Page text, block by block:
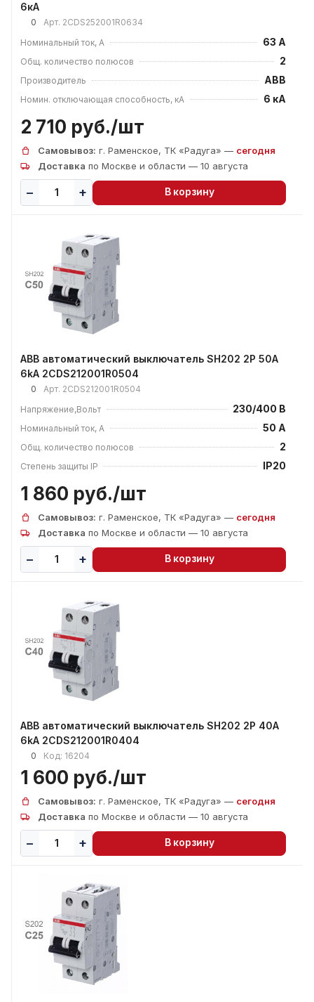
6кА
0 Арт. 2CDS252001R0634
Номинальный ток, А
63 А
Общ. количество полюсов 2
Производитель ABB
Номин. отключающая способность, кА 6 кА
2 710 руб./шт
Самовывоз: г. Раменское, ТК «Радуга» — сегодня
Доставка по Москве и области — 10 августа
В корзину
ABB автоматический выключатель SH202 2P 50А
6kA 2CDS212001R0504
0 Арт. 2CDS212001R0504
Напряжение,Вольт
230/400 В
Номинальный ток, А 50 А
Общ. количество полюсов 2
Степень защиты IP IP20
1 860 руб./шт
Самовывоз: г. Раменское, ТК «Радуга» — сегодня
Доставка по Москве и области — 10 августа
В корзину
ABB автоматический выключатель SH202 2P 40А
6kA 2CDS212001R0404
0 Код: 16204
1 600 руб./шт
Самовывоз: г. Раменское, ТК «Радуга» — сегодня
Доставка по Москве и области — 10 августа
В корзину